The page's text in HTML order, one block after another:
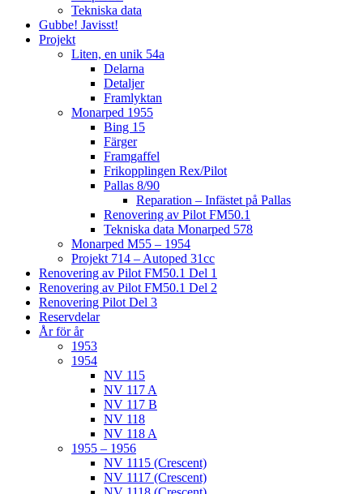
Tekniska data
Gubbe! Javisst!
Projekt
Liten, en unik 54a
Delarna
Detaljer
Framlyktan
Monarped 1955
Bing 15
Färger
Framgaffel
Frikopplingen Rex/Pilot
Pallas 8/90
Reparation – Infästet på Pallas
Renovering av Pilot FM50.1
Tekniska data Monarped 578
Monarped M55 – 1954
Projekt 714 – Autoped 31cc
Renovering av Pilot FM50.1 Del 1
Renovering av Pilot FM50.1 Del 2
Renovering Pilot Del 3
Reservdelar
År för år
1953
1954
NV 115
NV 117 A
NV 117 B
NV 118
NV 118 A
1955 – 1956
NV 1115 (Crescent)
NV 1117 (Crescent)